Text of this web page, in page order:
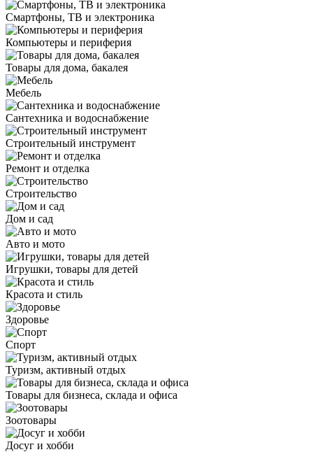
Смартфоны, ТВ и электроника
Компьютеры и периферия
Товары для дома, бакалея
Мебель
Сантехника и водоснабжение
Строительный инструмент
Ремонт и отделка
Строительство
Дом и сад
Авто и мото
Игрушки, товары для детей
Красота и стиль
Здоровье
Спорт
Туризм, активный отдых
Товары для бизнеса, склада и офиса
Зоотовары
Досуг и хобби